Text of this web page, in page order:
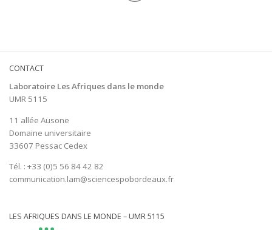
CONTACT
Laboratoire Les Afriques dans le monde
UMR 5115
11 allée Ausone
Domaine universitaire
33607 Pessac Cedex
Tél. : +33 (0)5 56 84 42 82
communication.lam@sciencespobordeaux.fr
LES AFRIQUES DANS LE MONDE – UMR 5115